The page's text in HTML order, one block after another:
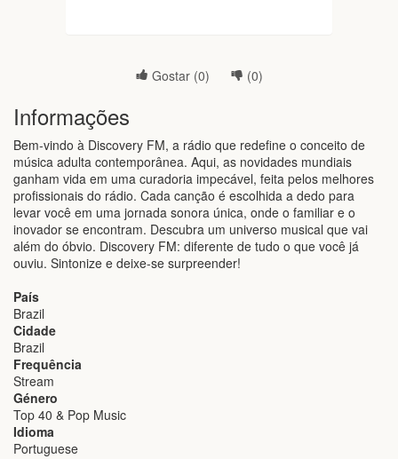
Gostar (0) (0)
Informações
Bem-vindo à Discovery FM, a rádio que redefine o conceito de
música adulta contemporânea. Aqui, as novidades mundiais
ganham vida em uma curadoria impecável, feita pelos melhores
profissionais do rádio. Cada canção é escolhida a dedo para
levar você em uma jornada sonora única, onde o familiar e o
inovador se encontram. Descubra um universo musical que vai
além do óbvio. Discovery FM: diferente de tudo o que você já
ouviu. Sintonize e deixe-se surpreender!
País
Brazil
Cidade
Brazil
Frequência
Stream
Género
Top 40 & Pop Music
Idioma
Portuguese